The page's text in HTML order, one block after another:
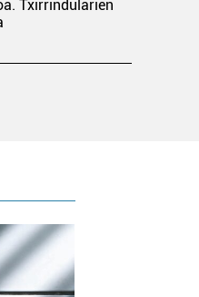
Txirrindularien